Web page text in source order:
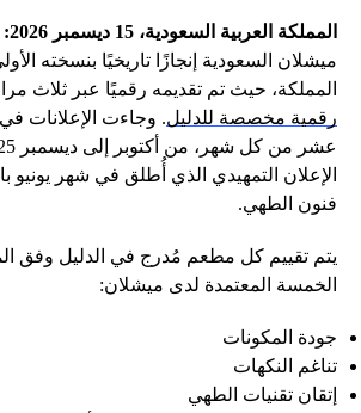
المملكة العربية السعودية، 15 ديسمبر 2026
:
ميشلان السعودية إنجازًا تاريخيًا بنسخته
المملكة، حيث تم تقديمه رقميًا عبر ثلاث
رقمية مخصصة للدليل. وجاءت الإعلانات
الإعلان التمهيدي الذي أُطلق في شهر يونيو
فنون الطهي.
يتم تقييم كل مطعم مُدرج في الدليل وفق
الخمسة المعتمدة لدى ميشلان:
جودة المكونات
تناغم النكهات
إتقان تقنيات الطهي